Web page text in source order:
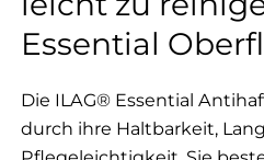
Essential
Die ILAG® Essential
durch ihre Haltbarkeit,